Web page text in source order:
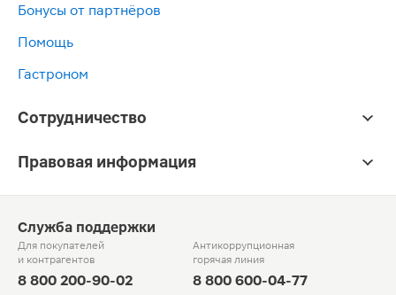
Бонусы от партнёров
Помощь
Гастроном
Сотрудничество
Правовая информация
Служба поддержки
Для покупателей
и контрагентов
8 800 200-90-02
Антикоррупционная
горячая линия
8 800 600-04-77